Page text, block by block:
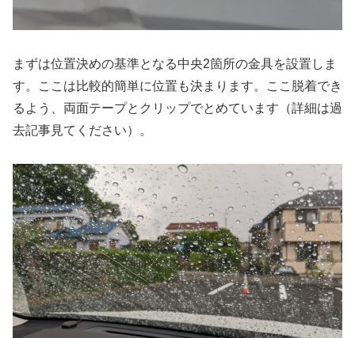
まずは位置決めの基準となる中央2箇所の金具を設置しま
す。ここは比較的簡単に位置も決まります。ここ脱着でき
るよう、両面テープとクリップでとめています（詳細は過
去記事見てください）。